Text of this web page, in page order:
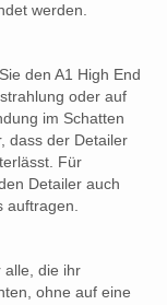
werden.
den A1 High End
oder auf
im Schatten
dass der Detailer
Für
Detailer auch
auftragen.
alle, die ihr
ohne auf eine